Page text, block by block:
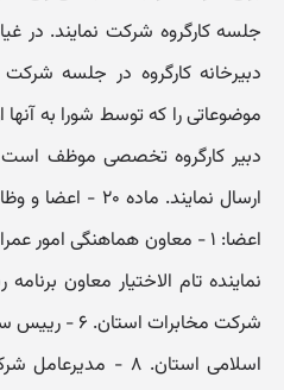
جلسه کارگروه شرکت نمایند. در
موضوعاتی را که توسط شورا به
دبیر کارگروه تخصصی موظف است
ارسال نمایند.